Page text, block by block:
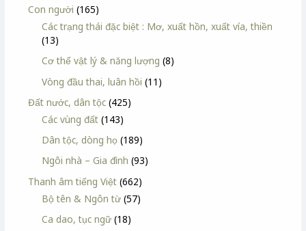
Con người (165)
Các trạng thái đặc biệt : Mơ, xuất hồn, xuất vía, thiền
(13)
Cơ thể vật lý & năng lượng (8)
Vòng đầu thai, luân hồi (11)
Đất nước, dân tộc (425)
Các vùng đất (143)
Dân tộc, dòng họ (189)
Ngôi nhà – Gia đình (93)
Thanh âm tiếng Việt (662)
Bộ tên & Ngôn từ (57)
Ca dao, tục ngữ (18)